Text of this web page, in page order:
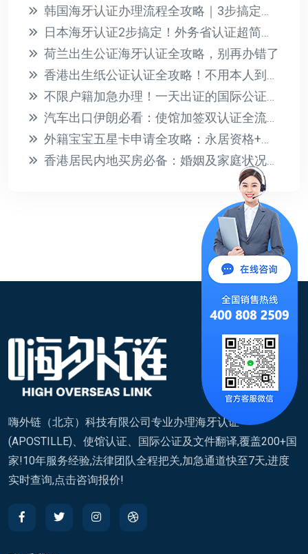
韩国海牙认证办理流程全攻略｜3步搞定文件公证加签
日本海牙认证2步搞定！外务省认证超简单指南
荷兰出生公证海牙认证全攻略，别再办错了
香港出生纸公证认证全攻略！不用本人到场，亲子关系证明轻松办
不限户籍加急办理！一天出证的国际公证认证指南
汽车出口伊朗必看：使馆加签双认证全流程指南
外籍宝宝五星卡申请全攻略：永居资格+教育医疗福利一步到位
香港居民内地买房必备：婚姻及家庭状况声明书公证全攻略
嗨外链（北京）科技有限公司专业办理海牙认证
(APOSTILLE)、使馆认证、国际公证及文件翻译,覆盖200+国
家!10年服务经验,法律团队全程把关,加急通道快至7天,进度
实时查询,点击咨询报价!